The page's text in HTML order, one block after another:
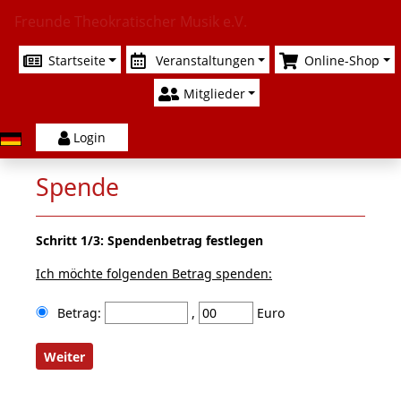
Freunde Theokratischer Musik e.V.
Startseite Veranstaltungen
Online-Shop
Mitglieder
Login
Spende
Schritt 1/3: Spendenbetrag festlegen
Ich möchte folgenden Betrag spenden:
Betrag: , Euro
Weiter